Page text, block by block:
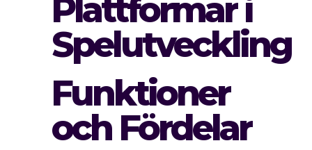
Plattformar i
Spelutveckling
Funktioner
och Fördelar